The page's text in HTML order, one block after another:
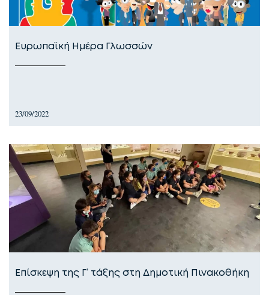
Ευρωπαϊκή Ημέρα Γλωσσών
23/09/2022
Επίσκεψη της Γ’ τάξης στη Δημοτική Πινακοθήκη